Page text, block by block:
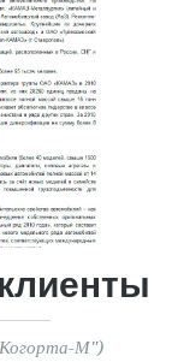
М")